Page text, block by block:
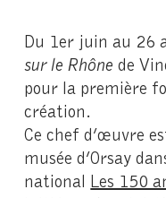
Du 1er juin au 26
sur le Rhône de
pour la première
création.
Ce chef d’œuvre
musée d’Orsay
national Les 150